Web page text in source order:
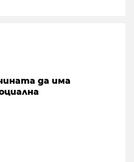
да има